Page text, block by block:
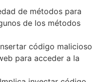
de métodos para
de los métodos
código malicioso
para acceder a la